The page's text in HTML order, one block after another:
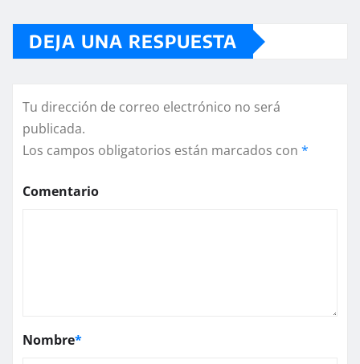
DEJA UNA RESPUESTA
Tu dirección de correo electrónico no será
publicada.
Los campos obligatorios están marcados con *
Comentario
Nombre*